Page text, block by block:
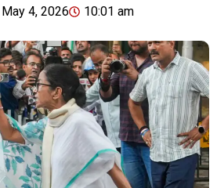
May 4, 2026 10:01 am